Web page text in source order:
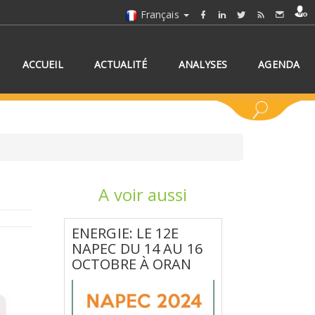
Français
ACCUEIL ACTUALITÉ ANALYSES AGENDA
UN/DES PAYS
A voir aussi
ENERGIE: LE 12E
NAPEC DU 14 AU 16
OCTOBRE À ORAN